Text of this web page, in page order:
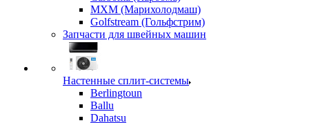
MXM (Марихолодмаш)
Golfstream (Гольфстрим)
Запчасти для швейных машин
Настенные сплит-системы
Berlingtoun
Ballu
Dahatsu